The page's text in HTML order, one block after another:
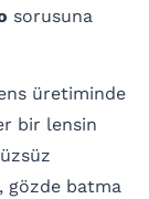
sorusuna
üretiminde
bir lensin
gözde batma